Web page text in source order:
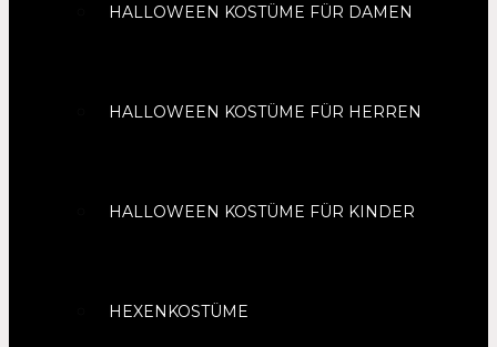
HALLOWEEN KOSTÜME FÜR DAMEN
HALLOWEEN KOSTÜME FÜR HERREN
HALLOWEEN KOSTÜME FÜR KINDER
HEXENKOSTÜME